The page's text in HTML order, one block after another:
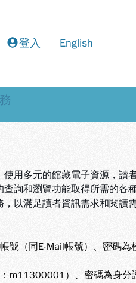
登入 English
用多元的館藏電子資源，讀
詢和瀏覽功能取得所需的各
以滿足讀者資訊需求和閱讀
號（同E-Mail帳號）、密碼為
：m11300001）、密碼為身分